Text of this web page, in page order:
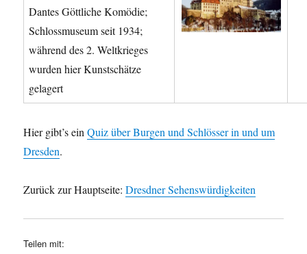
Dantes Göttliche Komödie;
Schlossmuseum seit 1934;
während des 2. Weltkrieges
wurden hier Kunstschätze
gelagert
Hier gibt’s einQuiz über Burgen und Schlösser in und um
Dresden.
Zurück zur Hauptseite:Dresdner Sehenswürdigkeiten
Teilen mit: